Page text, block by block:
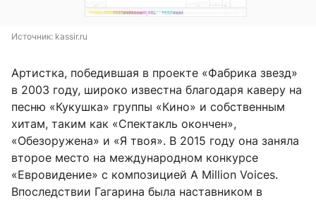
Источник: kassir.ru
Артистка, победившая в проекте «Фабрика звезд»
в 2003 году, широко известна благодаря каверу на
песню «Кукушка» группы «Кино» и собственным
хитам, таким как «Спектакль окончен»,
«Обезоружена» и «Я твоя». В 2015 году она заняла
второе место на международном конкурсе
«Евровидение» с композицией A Million Voices.
Впоследствии Гагарина была наставником в